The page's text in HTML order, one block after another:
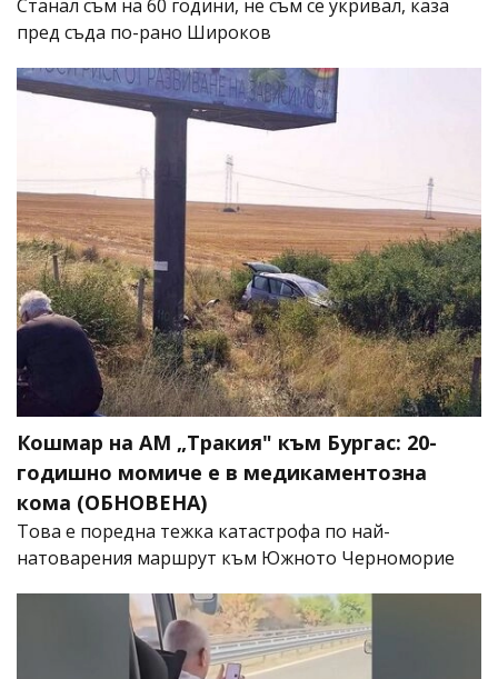
Станал съм на 60 години, не съм се укривал, каза
пред съда по-рано Широков
Кошмар на АМ „Тракия" към Бургас: 20-
годишно момиче е в медикаментозна
кома (ОБНОВЕНА)
Това е поредна тежка катастрофа по най-
натоварения маршрут към Южното Черноморие